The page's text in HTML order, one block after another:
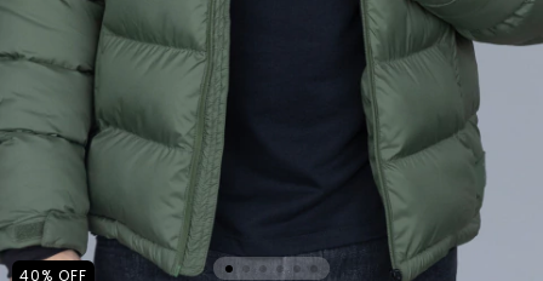
40% OFF